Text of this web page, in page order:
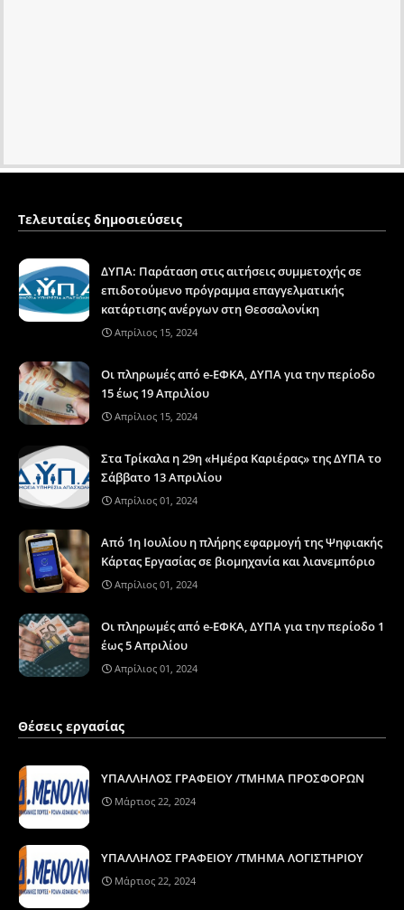
Τελευταίες δημοσιεύσεις
ΔΥΠΑ: Παράταση στις αιτήσεις συμμετοχής σε
επιδοτούμενο πρόγραμμα επαγγελματικής
κατάρτισης ανέργων στη Θεσσαλονίκη
Απρίλιος 15, 2024
Οι πληρωμές από e-ΕΦΚΑ, ΔΥΠΑ για την περίοδο
15 έως 19 Απριλίου
Απρίλιος 15, 2024
Στα Τρίκαλα η 29η «Ημέρα Καριέρας» της ΔΥΠΑ το
Σάββατο 13 Απριλίου
Απρίλιος 01, 2024
Από 1η Ιουλίου η πλήρης εφαρμογή της Ψηφιακής
Κάρτας Εργασίας σε βιομηχανία και λιανεμπόριο
Απρίλιος 01, 2024
Οι πληρωμές από e-ΕΦΚΑ, ΔΥΠΑ για την περίοδο 1
έως 5 Απριλίου
Απρίλιος 01, 2024
Θέσεις εργασίας
ΥΠΑΛΛΗΛΟΣ ΓΡΑΦΕΙΟΥ /ΤΜΗΜΑ ΠΡΟΣΦΟΡΩΝ
Μάρτιος 22, 2024
ΥΠΑΛΛΗΛΟΣ ΓΡΑΦΕΙΟΥ /ΤΜΗΜΑ ΛΟΓΙΣΤΗΡΙΟΥ
Μάρτιος 22, 2024